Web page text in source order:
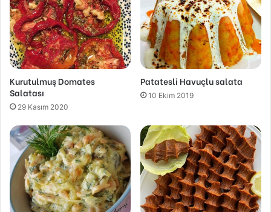
Kurutulmuş Domates
Salatası
29 Kasım 2020
Patatesli Havuçlu salata
10 Ekim 2019